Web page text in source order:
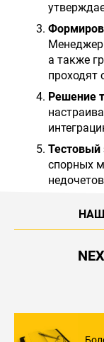
Менеджер
а также
проходят
Решение
Тестовый
спорных